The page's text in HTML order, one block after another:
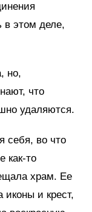
в этом деле,
но,
что
удаляются.
себя, во что
как-то
храм. Ее
и крест,